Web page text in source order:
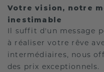
Votre vision, notre
inestimable
Il suffit d'un message
à réaliser votre rêve
intermédiaires, nous
des prix exceptionnels.